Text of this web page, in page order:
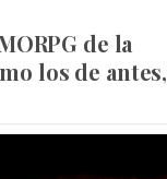
de la
los de antes,